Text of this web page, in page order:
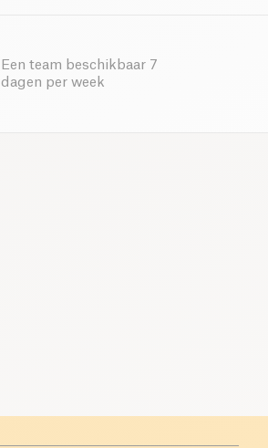
Een team beschikbaar 7
dagen per week